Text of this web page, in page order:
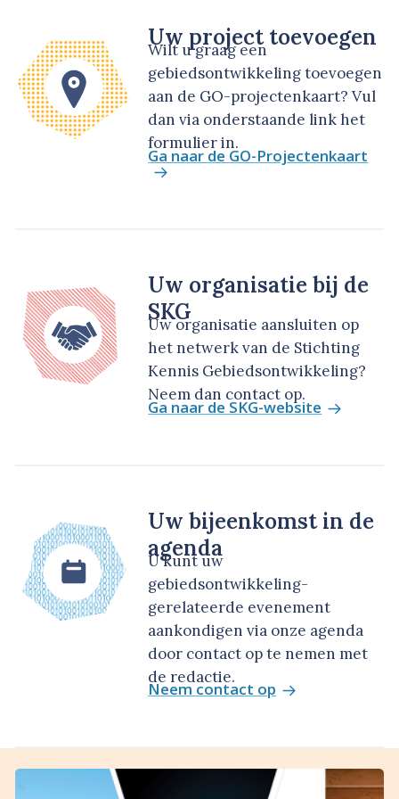
Uw project toevoegen
Wilt u graag een
gebiedsontwikkeling toevoegen
aan de GO-projectenkaart? Vul
dan via onderstaande link het
formulier in.
Ga naar de GO-Projectenkaart
Uw organisatie bij de
SKG
Uw organisatie aansluiten op
het netwerk van de Stichting
Kennis Gebiedsontwikkeling?
Neem dan contact op.
Ga naar de SKG-website
Uw bijeenkomst in de
agenda
U kunt uw
gebiedsontwikkeling-
gerelateerde evenement
aankondigen via onze agenda
door contact op te nemen met
de redactie.
Neem contact op